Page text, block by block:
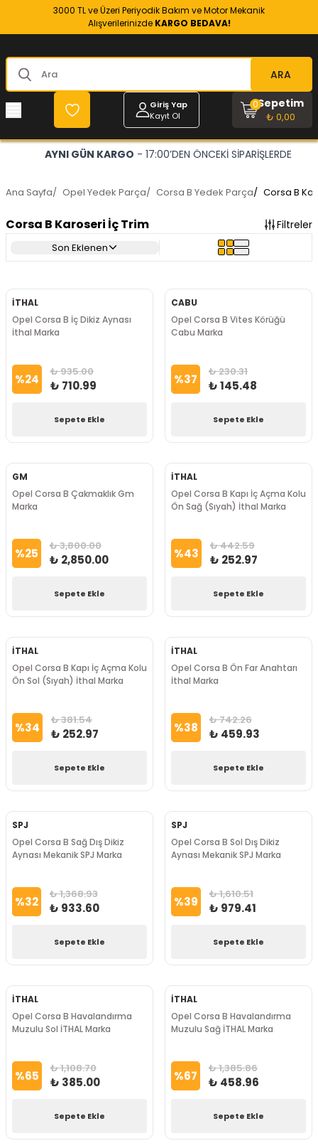
3000 TL ve Üzeri Periyodik Bakım ve Motor Mekanik
Alışverilerinizde KARGO BEDAVA!
ARA
Giriş Yap
Kayıt Ol
Sepetim
₺ 0,00
0
OPEL VE CHEVROLET- RESMİ YEDEK PARÇACINIZ
Ana Sayfa/ Opel Yedek Parça/ Corsa B Yedek Parça/ Corsa B
Corsa B Karoseri İç Trim Filtreler
Son Eklenen
İTHAL
Opel Corsa B İç Dikiz Aynası
İthal Marka
%24 ₺ 935.00
₺ 710.99
Sepete Ekle
CABU
Opel Corsa B Vites Körüğü
Cabu Marka
%37 ₺ 230.31
₺ 145.48
Sepete Ekle
GM
Opel Corsa B Çakmaklık Gm
Marka
%25 ₺ 3,800.00
₺ 2,850.00
Sepete Ekle
İTHAL
Opel Corsa B Kapı İç Açma Kolu
Ön Sağ (Sıyah) İthal Marka
%43 ₺ 442.59
₺ 252.97
Sepete Ekle
İTHAL
Opel Corsa B Kapı İç Açma Kolu
Ön Sol (Sıyah) İthal Marka
%34 ₺ 381.54
₺ 252.97
Sepete Ekle
İTHAL
Opel Corsa B Ön Far Anahtarı
İthal Marka
%38 ₺ 742.26
₺ 459.93
Sepete Ekle
SPJ
Opel Corsa B Sağ Dış Dikiz
Aynası Mekanik SPJ Marka
%32 ₺ 1,368.93
₺ 933.60
Sepete Ekle
SPJ
Opel Corsa B Sol Dış Dikiz
Aynası Mekanik SPJ Marka
%39 ₺ 1,610.51
₺ 979.41
Sepete Ekle
İTHAL
Opel Corsa B Havalandırma
Muzulu Sol İTHAL Marka
%65 ₺ 1,108.70
₺ 385.00
Sepete Ekle
İTHAL
Opel Corsa B Havalandırma
Muzulu Sağ İTHAL Marka
%67 ₺ 1,385.86
₺ 458.96
Sepete Ekle